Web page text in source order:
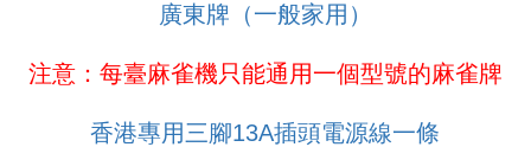
廣東牌（一般家用）
注意：每臺麻雀機只能通用一個型號的麻雀牌
香港專用三腳13A插頭電源線一條